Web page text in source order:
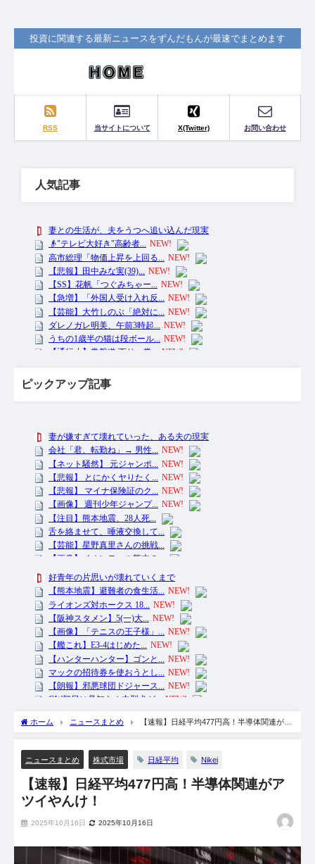
投資に関連する最新ニュースをずんだもんが最速でまとめます
RSS 当サイトについて X(Twitter) お問い合わせ
人気記事
ピックアップ記事
ホーム ニュースまとめ
【速報】日経平均477円高！半導体関連がア
ニュースまとめ 株式市場 日経平均 Nikei
【速報】日経平均477円高！半導体関連がア
ツイやんけ！
2025年10月16日 2025年10月16日